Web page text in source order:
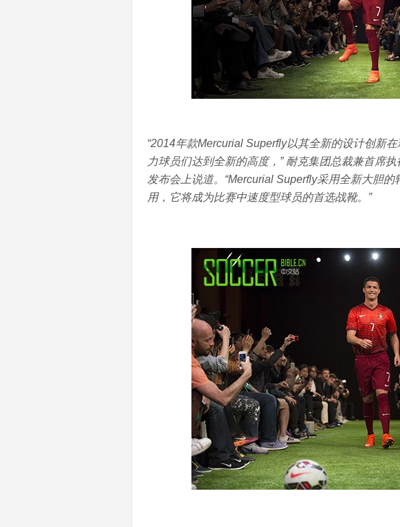
“2014年款Mercurial Superfly以其全新的设计创新
力球员们达到全新的高度，” 耐克集团总裁兼首席
发布会上说道。“Mercurial Superfly采用全新大胆
用，它将成为比赛中速度型球员的首选战靴。”